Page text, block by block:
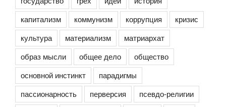
капитализм
коммунизм коррупция
кризис
культура
материализм
матриархат
образ мысли
общее дело
общество
основной инстинкт
парадигмы
пассионарность
перверсия
псевдо-религии